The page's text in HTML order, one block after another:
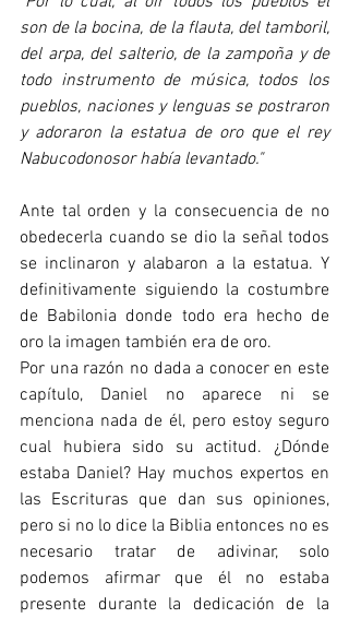
son de la bocina, de la flauta, del tamboril,
del arpa, del salterio, de la zampoña y de
todo instrumento de música, todos los
pueblos, naciones y lenguas se postraron
y adoraron la estatua de oro que el rey
Nabucodonosor había levantado."
Ante tal orden y la consecuencia de no
obedecerla cuando se dio la señal todos
se inclinaron y alabaron a la estatua. Y
definitivamente siguiendo la costumbre
de Babilonia donde todo era hecho de
oro la imagen también era de oro.
Por una razón no dada a conocer en este
capítulo, Daniel no aparece ni se
menciona nada de él, pero estoy seguro
cual hubiera sido su actitud. ¿Dónde
estaba Daniel? Hay muchos expertos en
las Escrituras que dan sus opiniones,
pero si no lo dice la Biblia entonces no es
necesario tratar de adivinar, solo
podemos afirmar que él no estaba
presente durante la dedicación de la